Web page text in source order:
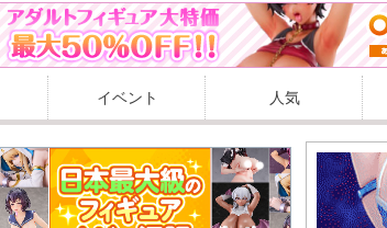
イベント 人気